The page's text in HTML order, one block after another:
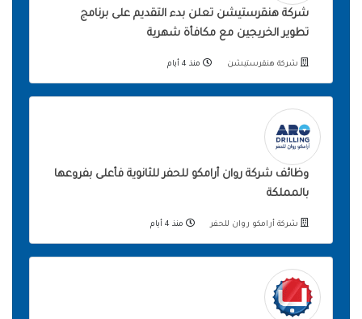
شركة هنقرستيشن تعلن بدء التقديم على برنامج
تطوير الخريجين مع مكافأة شهرية
شركة هنقرستيشن منذ 4 أيام
وظائف شركة روان أرامكو للحفر للثانوية فأعلى بفروعها
بالمملكة
شركة أرامكو روان للحفر منذ 4 أيام